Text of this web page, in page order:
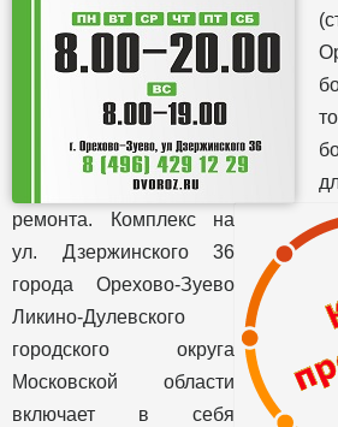
ремонта. Комплекс на
ул. Дзержинского 36
города Орехово-Зуево
Ликино-Дулевского
городского округа
Московской области
включает в себя